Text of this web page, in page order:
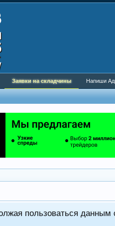
пользоваться
Заявки на складчины Напиши